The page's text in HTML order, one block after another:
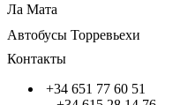
Ла Мата
Автобусы Торревьехи
Контакты
+34 651 77 60 51